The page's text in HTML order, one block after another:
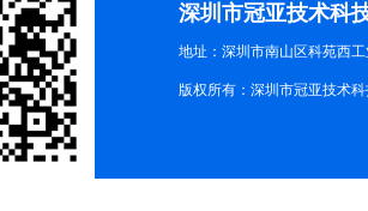
深圳市冠亚技术科
地址：深圳市南山区科苑西
版权所有：深圳市冠亚技术